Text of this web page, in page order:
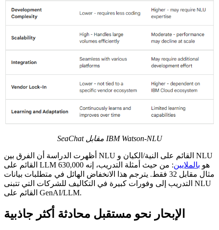
SeaChat مقابل IBM Watson-NLU
أظهرت الدراسة أن الفرق بين NLU القائم على النية/الكيان و NLU
القائم على LLM هو بالملايين
: من حيث أمثلة التدريب، إنه 630,000
مثال مقابل 32 فقط. يترجم هذا الانخفاض الهائل في متطلبات بيانات
التدريب إلى وفورات كبيرة في التكاليف للشركات التي تتبنى NLU
القائم على GenAI/LLM.
الإبحار نحو مستقبل محادثة أكثر جاذبية